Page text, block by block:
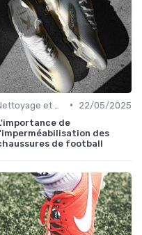
•
22/05/2025
de
des
de football